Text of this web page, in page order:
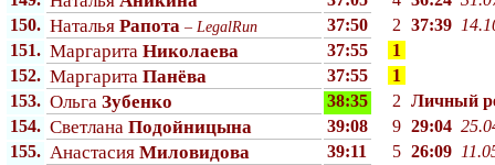
150. Наталья Рапота – LegalRun 37:50 2 37:39
151. Маргарита Николаева 37:55
1
152. Маргарита Панёва 37:55
1
153. Ольга Зубенко 38:35 2 Личный
154. Светлана Подойницына 39:08 9 29:04
155. Анастасия Миловидова 39:11 5 26:09